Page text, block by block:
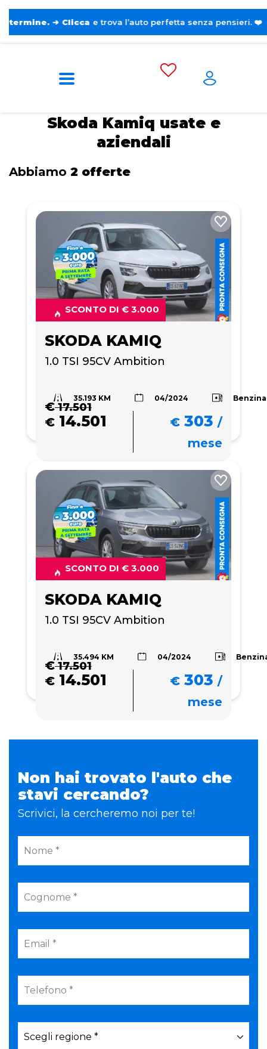
➔ Clicca e trova l’auto perfetta senza pensieri. ❤️
Home
Skoda
Skoda Kamiq usate e
aziendali
Abbiamo 2 offerte
SCONTO DI € 3.000
SKODA KAMIQ
1.0 TSI 95CV Ambition
35.193 KM 04/2024 Benzina
€17.501
€ 14.501 € 303 /
mese
SCONTO DI € 3.000
SKODA KAMIQ
1.0 TSI 95CV Ambition
35.494 KM 04/2024
€17.501
€ 14.501 € 303 /
mese
Non hai trovato l'auto che
stavi cercando?
Scrivici, la cercheremo noi per te!